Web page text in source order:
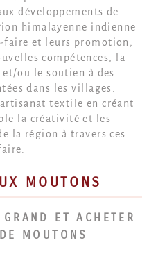
développements de
himalayenne indienne
faire et leurs promotion,
compétences, la
ou le soutien à des
dans les villages.
textile en créant
la créativité et les
la région à travers ces
MOUTONS
ET ACHETER
MOUTONS